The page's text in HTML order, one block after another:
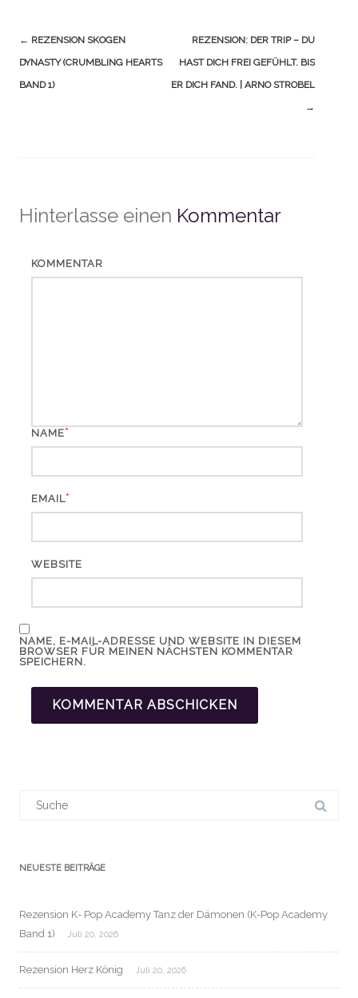
Navigation
(Beiträge)
← REZENSION SKOGEN
DYNASTY (CRUMBLING HEARTS
BAND 1)
REZENSION: DER TRIP – DU
HAST DICH FREI GEFÜHLT. BIS
ER DICH FAND. | ARNO STROBEL
→
Hinterlasse einen Kommentar
KOMMENTAR
NAME*
EMAIL*
WEBSITE
NAME, E-MAIL-ADRESSE UND WEBSITE IN DIESEM
BROWSER FÜR MEINEN NÄCHSTEN KOMMENTAR
SPEICHERN.
NEUESTE BEITRÄGE
Rezension K- Pop Academy Tanz der Dämonen (K-Pop Academy
Band 1)
Juli 20, 2026
Rezension Herz König Juli 20, 2026